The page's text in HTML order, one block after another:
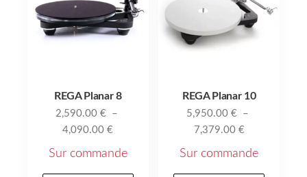
REGA Planar 8
2,590.00 €
–
4,090.00€
Sur commande
REGA Planar 10
5,950.00€ –
7,379.00 €
Sur commande